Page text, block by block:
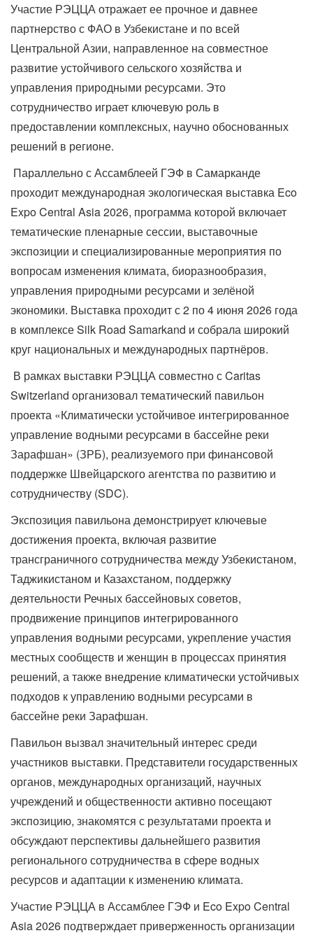
Участие РЭЦЦА отражает ее прочное и давнее
партнерство с ФАО в Узбекистане и по всей
Центральной Азии, направленное на совместное
развитие устойчивого сельского хозяйства и
управления природными ресурсами. Это
сотрудничество играет ключевую роль в
предоставлении комплексных, научно обоснованных
решений в регионе.
Параллельно с Ассамблеей ГЭФ в Самарканде
проходит международная экологическая выставка Eco
Expo Central Asia 2026, программа которой включает
тематические пленарные сессии, выставочные
экспозиции и специализированные мероприятия по
вопросам изменения климата, биоразнообразия,
управления природными ресурсами и зелёной
экономики. Выставка проходит с 2 по 4 июня 2026 года
в комплексе Silk Road Samarkand и собрала широкий
круг национальных и международных партнёров.
В рамках выставки РЭЦЦА совместно с Caritas
Switzerland организовал тематический павильон
проекта «Климатически устойчивое интегрированное
управление водными ресурсами в бассейне реки
Зарафшан» (ЗРБ), реализуемого при финансовой
поддержке Швейцарского агентства по развитию и
сотрудничеству (SDC).
Экспозиция павильона демонстрирует ключевые
достижения проекта, включая развитие
трансграничного сотрудничества между Узбекистаном,
Таджикистаном и Казахстаном, поддержку
деятельности Речных бассейновых советов,
продвижение принципов интегрированного
управления водными ресурсами, укрепление участия
местных сообществ и женщин в процессах принятия
решений, а также внедрение климатически устойчивых
подходов к управлению водными ресурсами в
бассейне реки Зарафшан.
Павильон вызвал значительный интерес среди
участников выставки. Представители государственных
органов, международных организаций, научных
учреждений и общественности активно посещают
экспозицию, знакомятся с результатами проекта и
обсуждают перспективы дальнейшего развития
регионального сотрудничества в сфере водных
ресурсов и адаптации к изменению климата.
Участие РЭЦЦА в Ассамблее ГЭФ и Eco Expo Central
Asia 2026 подтверждает приверженность организации